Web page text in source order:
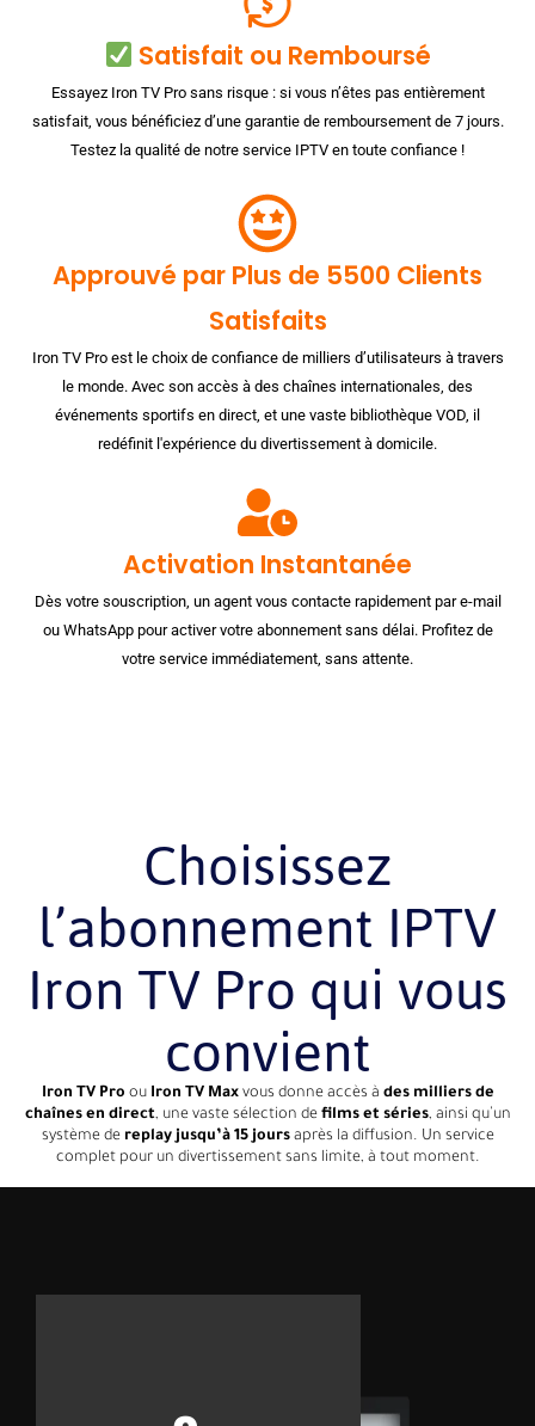
Satisfait ou Remboursé
Essayez Iron TV Pro sans risque : si vous n’êtes pas entièrement
satisfait, vous bénéficiez d’une garantie de remboursement de 7 jours.
Testez la qualité de notre service IPTV en toute confiance !
Approuvé par Plus de 5500 Clients
Satisfaits
Iron TV Pro est le choix de confiance de milliers d’utilisateurs à travers
le monde. Avec son accès à des chaînes internationales, des
événements sportifs en direct, et une vaste bibliothèque VOD, il
redéfinit l'expérience du divertissement à domicile.
Activation Instantanée
Dès votre souscription, un agent vous contacte rapidement par e-mail
ou WhatsApp pour activer votre abonnement sans délai. Profitez de
votre service immédiatement, sans attente.
Choisissez
l’abonnement IPTV
Iron TV Pro qui vous
convient
Iron TV Pro ou Iron TV Maxvous donne accès à des milliers de
chaînes en direct, une vaste sélection de films et séries, ainsi qu’un
système de replay jusqu’à 15 joursaprès la diffusion. Un service
complet pour un divertissement sans limite, à tout moment.